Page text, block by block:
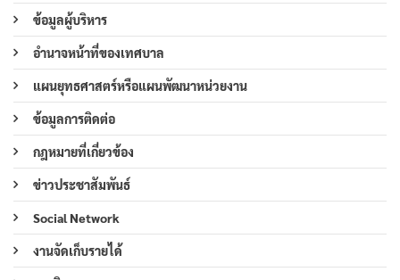
ข้อมูลผู้บริหาร
อำนาจหน้าที่ของเทศบาล
แผนยุทธศาสตร์หรือแผนพัฒนาหน่วยงาน
ข้อมูลการติดต่อ
กฎหมายที่เกี่ยวข้อง
ข่าวประชาสัมพันธ์
Social Network
งานจัดเก็บรายได้